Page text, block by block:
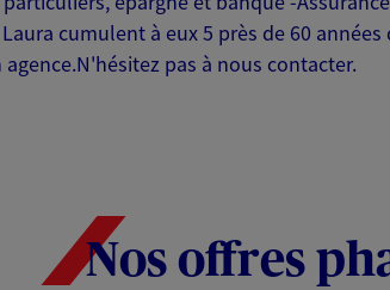
cumulent à eux 5 près de 60
pas à nous contacter.
Nos offres